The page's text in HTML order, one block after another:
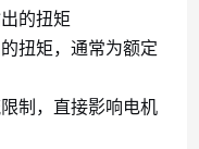
的扭矩
扭矩，通常为额定
制，直接影响电机